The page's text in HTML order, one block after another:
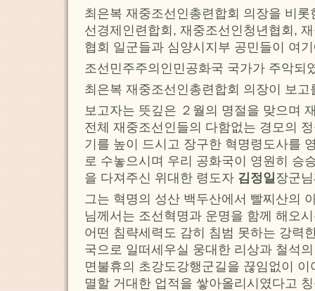
최은복 재중조선인총련합회 의장을 비
선경제인련합회, 재중조선인청년협회,
협회 일군들과 심양시지부 공민들이 여
조선민주주의인민공화국 국가가 주악되
최은복 재중조선인총련합회 의장이 보고
보고자는 뜻깊은 ２월의 명절을 맞으며
전체 재중조선인들의 다함없는 경모의
기를 높이 드시고 장구한 혁명령도사를
로 수놓으시며 우리 공화국이 영원히 승
을 다져주신 위대한 령도자 김정일 장군
그는 혁명의 성산 백두산에서 빨찌산의
님께서는 조선혁명과 운명을 함께 해오
어떤 침략세력도 감히 침범 못하는 강력
국으로 일떠세우실 웅대한 리상과 철석
면불휴의 초강도강행군길을 끊임없이
멸할 거대한 업적을 쌓아올리시였다고